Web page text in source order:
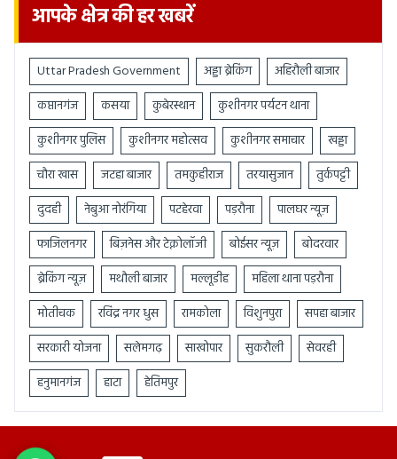
आपके क्षेत्र की हर खबरें
Uttar Pradesh Government अड्डा ब्रेकिंग
अहिरौली बाजार
कप्तानगंज
कसया कुबेरस्थान
कुशीनगर पर्यटन थाना
कुशीनगर पुलिस
कुशीनगर महोत्सव कुशीनगर समाचार
खड्डा
चौरा खास
जटहा बाजार तमकुहीराज तरयासुजान
तुर्कपट्टी
दुदही
नेबुआ नोरंगिया पटहेरवा पड़रौना
पालघर न्यूज़
फाजिलनगर
बिज़नेस और टेक्नोलॉजी बोईसर न्यूज़
बोदरवार
ब्रेकिंग न्यूज़
मथौली बाजार मल्लूडीह
महिला थाना पड़रौना
मोतीचक
रविंद्र नगर धुस रामकोला विशुनपुरा
सपहा बाजार
सरकारी योजना
सलेमगढ़ साखोपार सुकरौली
सेवरही
हनुमानगंज
हाटा हेतिमपुर